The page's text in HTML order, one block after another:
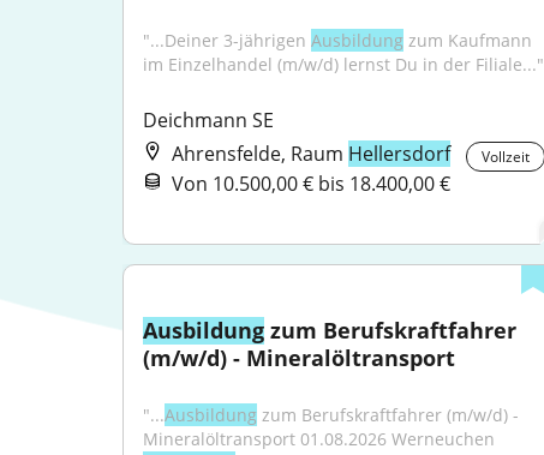
"...Deiner 3-jährigen Ausbildung zum Kaufmann
im Einzelhandel (m/w/d) lernst Du in der Filiale..."
Deichmann SE
Ahrensfelde, Raum Hellersdorf Vollzeit
Von 10.500,00 € bis 18.400,00 €
Ausbildung zum Berufskraftfahrer
(m/w/d) - Mineralöltransport
"...Ausbildung zum Berufskraftfahrer (m/w/d) -